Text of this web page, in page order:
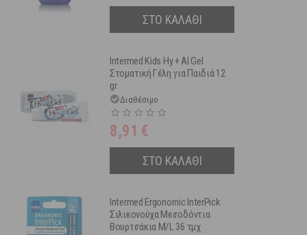
ΣΤΟ ΚΑΛΑΘΙ
Intermed Kids Hy + AI Gel
Στοματική Γέλη για Παιδιά 12
gr
Διαθέσιμο
8,91 €
ΣΤΟ ΚΑΛΑΘΙ
Intermed Ergonomic InterPick
Σιλικονούχα Μεσοδόντια
Βουρτσάκια M/L 36 τμχ